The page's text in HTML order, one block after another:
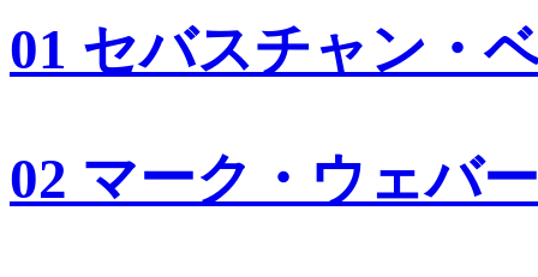
01 セバスチャン・
02 マーク・ウェバー